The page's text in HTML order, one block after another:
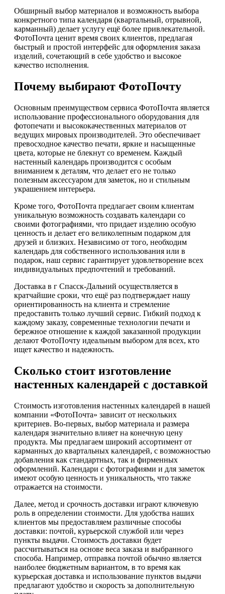
Обширный выбор материалов и возможность выбора
конкретного типа календаря (квартальный, отрывной,
карманный) делает услугу ещё более привлекательной.
ФотоПочта ценит время своих клиентов, предлагая
быстрый и простой интерфейс для оформления заказа
изделий, сочетающий в себе удобство и высокое
качество исполнения.
Почему выбирают ФотоПочту
Основным преимуществом сервиса ФотоПочта является
использование профессионального оборудования для
фотопечати и высококачественных материалов от
ведущих мировых производителей. Это обеспечивает
превосходное качество печати, яркие и насыщенные
цвета, которые не блекнут со временем. Каждый
настенный календарь производится с особым
вниманием к деталям, что делает его не только
полезным аксессуаром для заметок, но и стильным
украшением интерьера.
Кроме того, ФотоПочта предлагает своим клиентам
уникальную возможность создавать календари со
своими фотографиями, что придает изделию особую
ценность и делает его великолепным подарком для
друзей и близких. Независимо от того, необходим
календарь для собственного использования или в
подарок, наш сервис гарантирует удовлетворение всех
индивидуальных предпочтений и требований.
Доставка в г Спасск-Дальний осуществляется в
кратчайшие сроки, что ещё раз подтверждает нашу
ориентированность на клиента и стремление
предоставить только лучший сервис. Гибкий подход к
каждому заказу, современные технологии печати и
бережное отношение к каждой заказанной продукции
делают ФотоПочту идеальным выбором для всех, кто
ищет качество и надежность.
Сколько стоит изготовление
настенных календарей с доставкой
Стоимость изготовления настенных календарей в нашей
компании «ФотоПочта» зависит от нескольких
критериев. Во-первых, выбор материала и размера
календаря значительно влияет на конечную цену
продукта. Мы предлагаем широкий ассортимент от
карманных до квартальных календарей, с возможностью
добавления как стандартных, так и фирменных
оформлений. Календари с фотографиями и для заметок
имеют особую ценность и уникальность, что также
отражается на стоимости.
Далее, метод и срочность доставки играют ключевую
роль в определении стоимости. Для удобства наших
клиентов мы предоставляем различные способы
доставки: почтой, курьерской службой или через
пункты выдачи. Стоимость доставки будет
рассчитываться на основе веса заказа и выбранного
способа. Например, отправка почтой обычно является
наиболее бюджетным вариантом, в то время как
курьерская доставка и использование пунктов выдачи
предлагают удобство и скорость за дополнительную